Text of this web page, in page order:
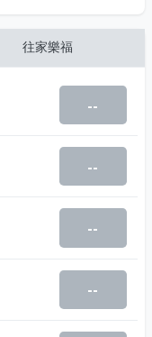
往家樂福
--
--
--
--